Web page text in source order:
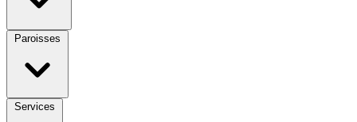
Paroisses
Services